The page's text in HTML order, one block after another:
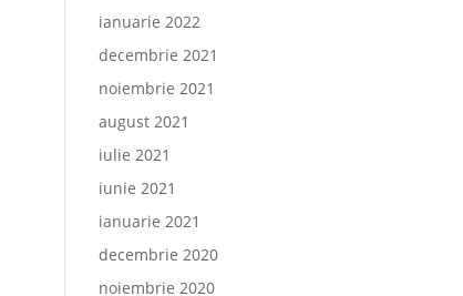
ianuarie 2022
decembrie 2021
noiembrie 2021
august 2021
iulie 2021
iunie 2021
ianuarie 2021
decembrie 2020
noiembrie 2020